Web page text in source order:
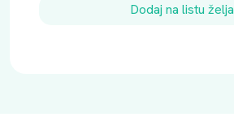
Dodaj na listu želja